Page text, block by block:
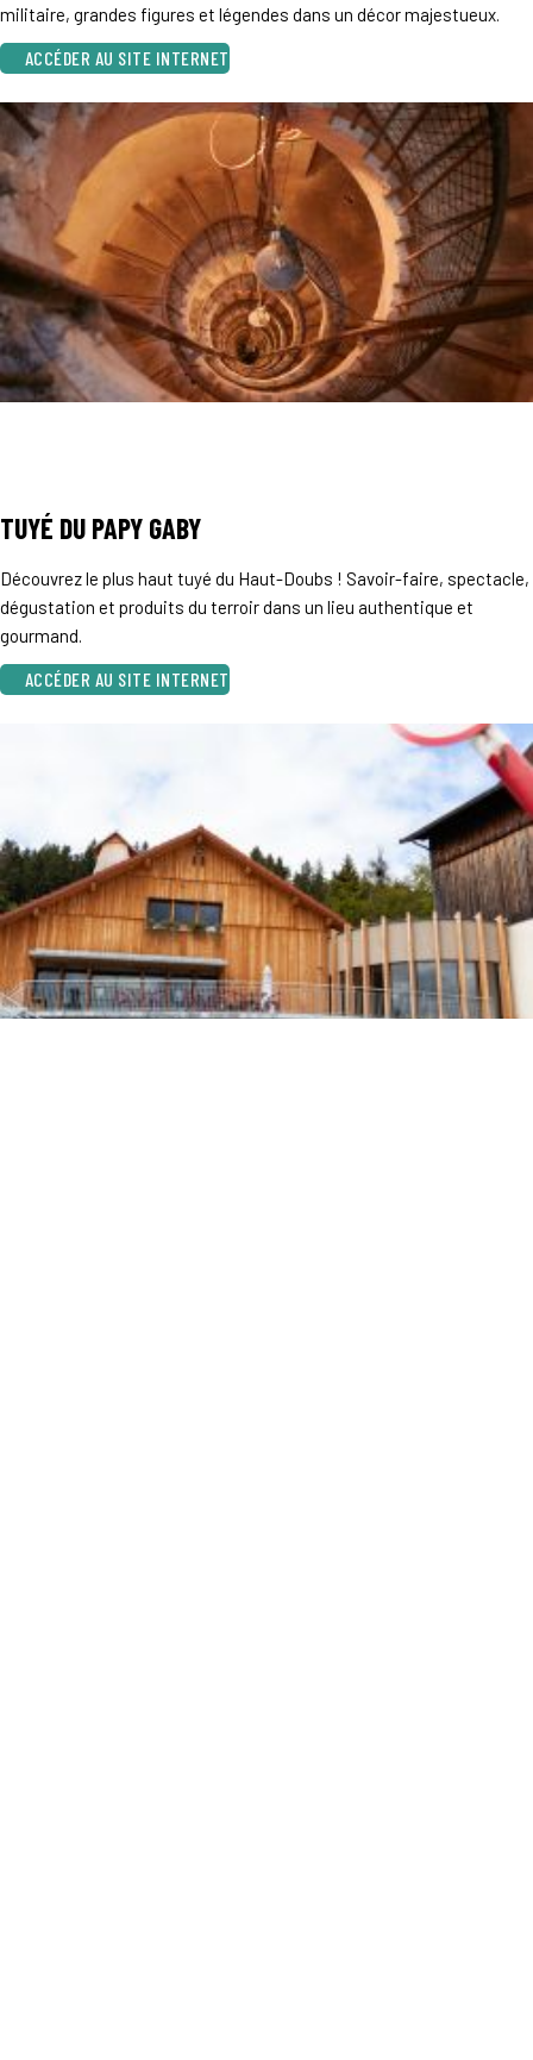
militaire, grandes figures et légendes dans un décor majestueux.
ACCÉDER AU SITE INTERNET
TUYÉ DU PAPY GABY
Découvrez le plus haut tuyé du Haut-Doubs ! Savoir-faire, spectacle,
dégustation et produits du terroir dans un lieu authentique et
gourmand.
ACCÉDER AU SITE INTERNET